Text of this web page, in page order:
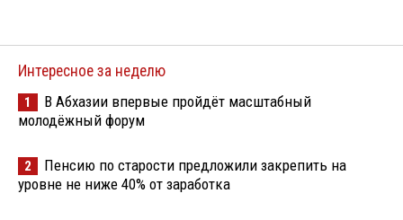
Интересное за неделю
1
В Абхазии впервые пройдёт масштабный
молодёжный форум
2
Пенсию по старости предложили закрепить на
уровне не ниже 40% от заработка